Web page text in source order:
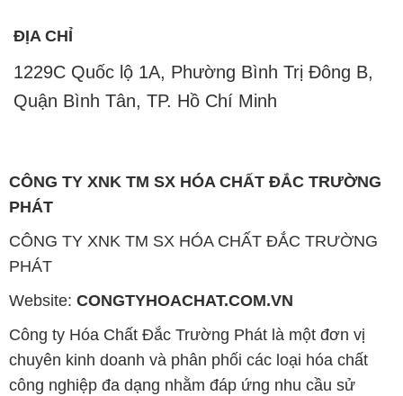
ĐỊA CHỈ
1229C Quốc lộ 1A, Phường Bình Trị Đông B,
Quận Bình Tân, TP. Hồ Chí Minh
CÔNG TY XNK TM SX HÓA CHẤT ĐẮC TRƯỜNG
PHÁT
CÔNG TY XNK TM SX HÓA CHẤT ĐẮC TRƯỜNG
PHÁT
Website: CONGTYHOACHAT.COM.VN
Công ty Hóa Chất Đắc Trường Phát là một đơn vị
chuyên kinh doanh và phân phối các loại hóa chất
công nghiệp đa dạng nhằm đáp ứng nhu cầu sử